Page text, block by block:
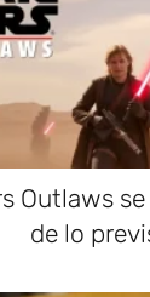
Outlaws
de lo